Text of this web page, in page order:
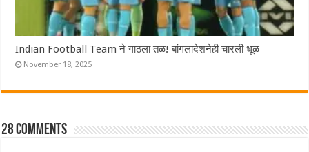
Indian Football Team ने गाठला तळ! बांगलादेशनेही चारली धूळ
November 18, 2025
28 comments